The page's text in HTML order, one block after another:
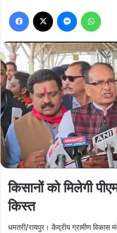
Facebook Messenger
किसानों को मिलेगी
किस्त
धमतरी/रायपुर। केंद्रीय ग्रामीण विकास